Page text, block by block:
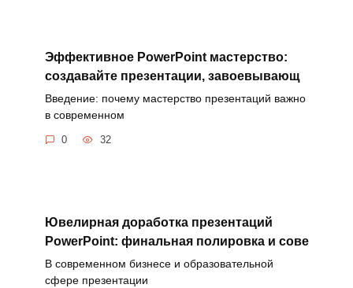
Эффективное PowerPoint мастерство:
создавайте презентации, завоевывающ
Введение: почему мастерство презентаций важно
в современном
0 32
Ювелирная доработка презентаций
PowerPoint: финальная полировка и сове
В современном бизнесе и образовательной
сфере презентации